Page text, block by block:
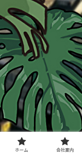
ホーム 会社案内